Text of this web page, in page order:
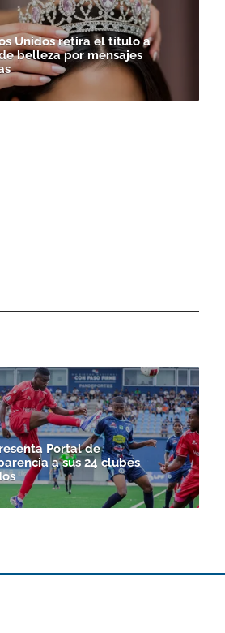
Unidos retira el título a
belleza por mensajes
Portal de
a sus 24 clubes